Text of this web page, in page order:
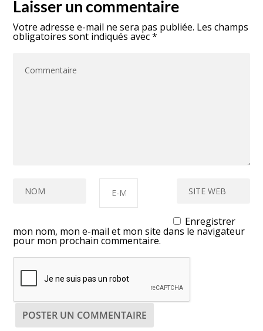
Laisser un commentaire
Votre adresse e-mail ne sera pas publiée. Les champs
obligatoires sont indiqués avec*
Enregistrer
mon nom, mon e-mail et mon site dans le navigateur
pour mon prochain commentaire.